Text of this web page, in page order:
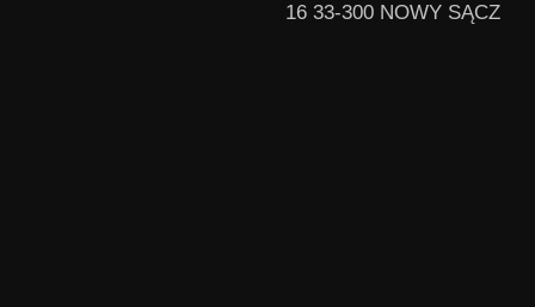
16 33-300 NOWY SĄCZ